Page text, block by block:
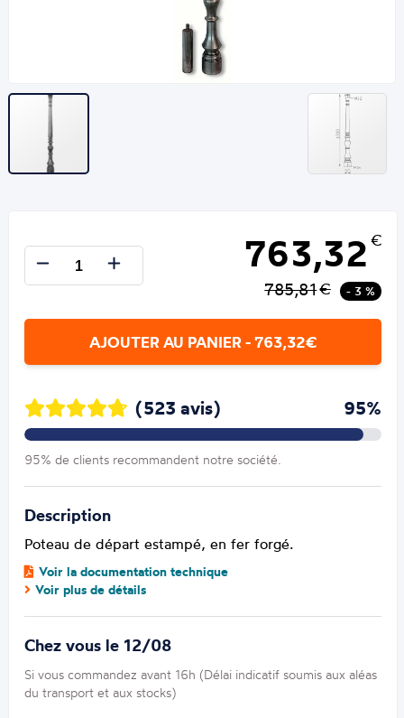
763,32 €
785,81€ - 3 %
AJOUTER AU PANIER - 763,32€
(523 avis) 95%
95% de clients recommandent notre société.
Description
Poteau de départ estampé, en fer forgé.
Voir la documentation technique
Voir plus de détails
Chez vous le 12/08
Si vous commandez avant 16h (Délai indicatif soumis aux aléas
du transport et aux stocks)